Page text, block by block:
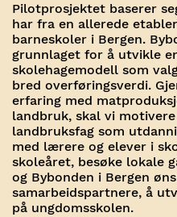
Pilotprosjektet baserer
har fra en allerede
barneskoler i Bergen.
grunnlaget for å utvikle
skolehagemodell som
bred overføringsverdi.
erfaring med
landbruk, skal vi
landbruksfag som
med lærere og elever i
skoleåret, besøke lokale
og Bybonden i Bergen
samarbeidspartnere, å
på ungdomsskolen.